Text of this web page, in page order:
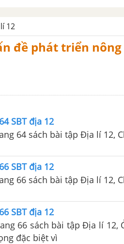
12
đề phát triển
SBT địa 12
64 sách bài tập Địa lí 12,
SBT địa 12
66 sách bài tập Địa lí 12,
SBT địa 12
66 sách bài tập Địa lí
đặc biệt vì